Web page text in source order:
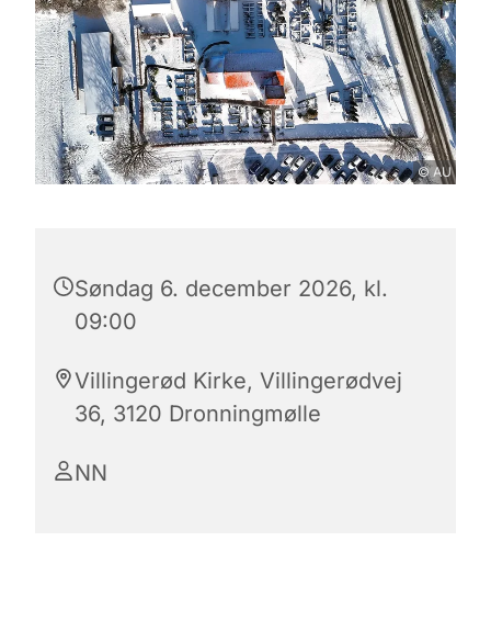
© AU
Søndag 6. december 2026, kl.
09:00
Villingerød Kirke, Villingerødvej
36, 3120 Dronningmølle
NN